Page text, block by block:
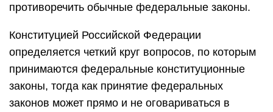
противоречить обычные федеральные законы.
Конституцией Российской Федерации
определяется четкий круг вопросов, по которым
принимаются федеральные конституционные
законы, тогда как принятие федеральных
законов может прямо и не оговариваться в